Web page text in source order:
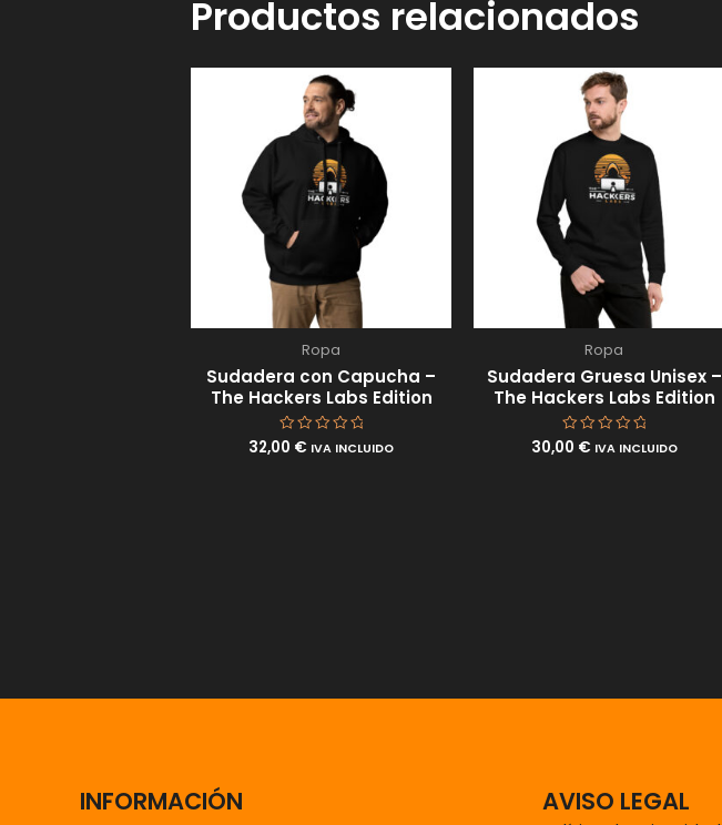
Productos relacionados
Ropa
Sudadera con Capucha –
The Hackers Labs Edition
Valorado
con
32,00 € IVA INCLUIDO
Ropa
Sudadera Gruesa Unisex –
The Hackers Labs Edition
Valorado
con
30,00 € IVA INCLUIDO
INFORMACIÓN AVISO LEGAL